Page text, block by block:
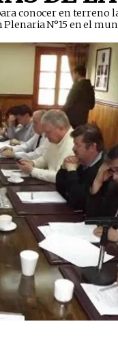
conocer en terreno
N°15 en el